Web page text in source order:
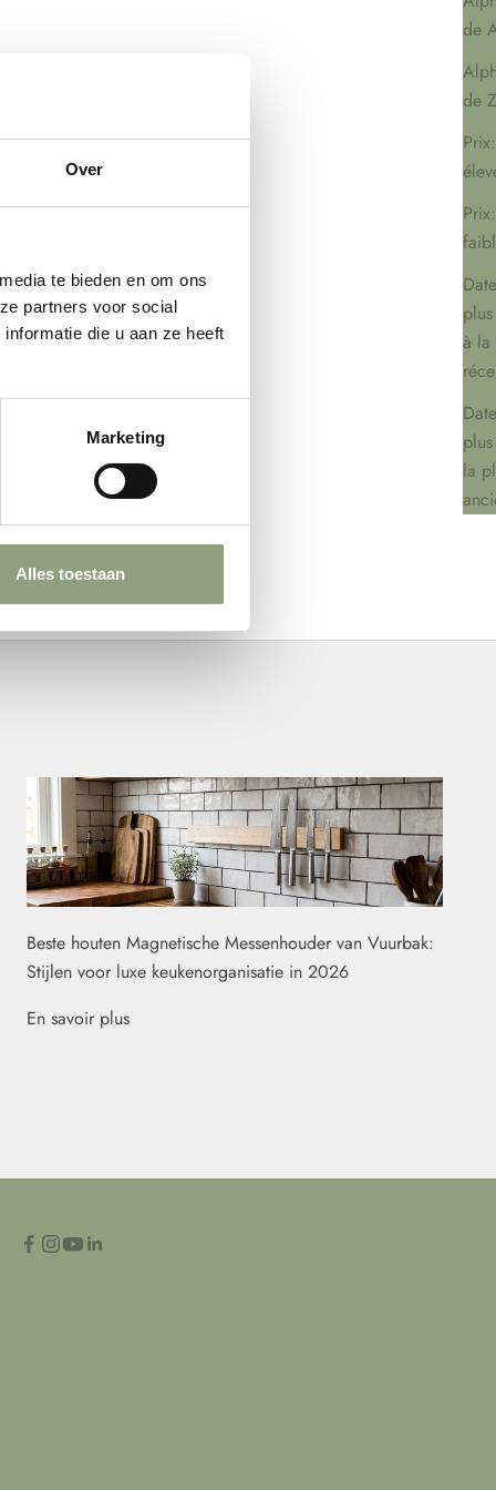
Over
te bieden en om ons
partners voor social
die u aan ze heeft
Marketing
Alles toestaan
de
de
à la
la
Beste houten Magnetische Messenhouder van Vuurbak:
Stijlen voor luxe keukenorganisatie in 2026
En savoir plus